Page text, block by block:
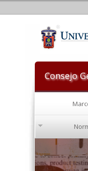
Consejo